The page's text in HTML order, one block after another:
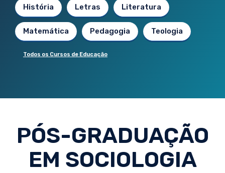
História Letras Literatura
Matemática Pedagogia Teologia
Todos os Cursos de Educação
PÓS-GRADUAÇÃO
EM SOCIOLOGIA